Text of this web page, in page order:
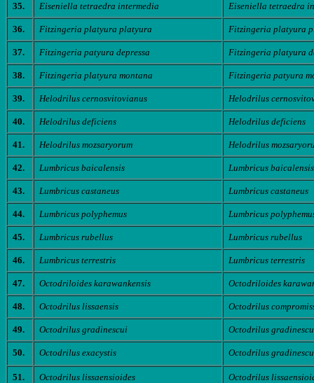
35. Eiseniella tetraedra intermedia Eiseniella tetraedra
36. Fitzingeria platyura platyura Fitzingeria platyura
37. Fitzingeria patyura depressa Fitzingeria platyura
38. Fitzingeria platyura montana Fitzingeria patyura
39. Helodrilus cernosvitovianus Helodrilus
40. Helodrilus deficiens Helodrilus deficiens
41. Helodrilus mozsaryorum Helodrilus
42. Lumbricus baicalensis Lumbricus baicalensis
43. Lumbricus castaneus Lumbricus castaneus
44. Lumbricus polyphemus Lumbricus
45. Lumbricus rubellus Lumbricus rubellus
46. Lumbricus terrestris Lumbricus terrestris
47. Octodriloides karawankensis Octodriloides
48. Octodrilus lissaensis Octodrilus
49. Octodrilus gradinescui Octodrilus
50. Octodrilus exacystis Octodrilus
51. Octodrilus lissaensioides Octodrilus